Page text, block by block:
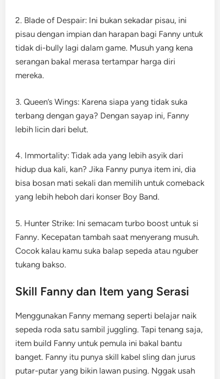
2. Blade of Despair: Ini bukan sekadar pisau, ini
pisau dengan impian dan harapan bagi Fanny untuk
tidak di-bully lagi dalam game. Musuh yang kena
serangan bakal merasa tertampar harga diri
mereka.
3. Queen’s Wings: Karena siapa yang tidak suka
terbang dengan gaya? Dengan sayap ini, Fanny
lebih licin dari belut.
4. Immortality: Tidak ada yang lebih asyik dari
hidup dua kali, kan? Jika Fanny punya item ini, dia
bisa bosan mati sekali dan memilih untuk comeback
yang lebih heboh dari konser Boy Band.
5. Hunter Strike: Ini semacam turbo boost untuk si
Fanny. Kecepatan tambah saat menyerang musuh.
Cocok kalau kamu suka balap sepeda atau nguber
tukang bakso.
Skill Fanny dan Item yang Serasi
Menggunakan Fanny memang seperti belajar naik
sepeda roda satu sambil juggling. Tapi tenang saja,
item build Fanny untuk pemula ini bakal bantu
banget. Fanny itu punya skill kabel sling dan jurus
putar-putar yang bikin lawan pusing. Nggak usah